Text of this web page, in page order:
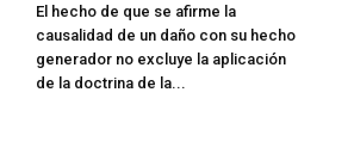
El hecho de que se afirme la
causalidad de un daño con su hecho
generador no excluye la aplicación
de la doctrina de la...